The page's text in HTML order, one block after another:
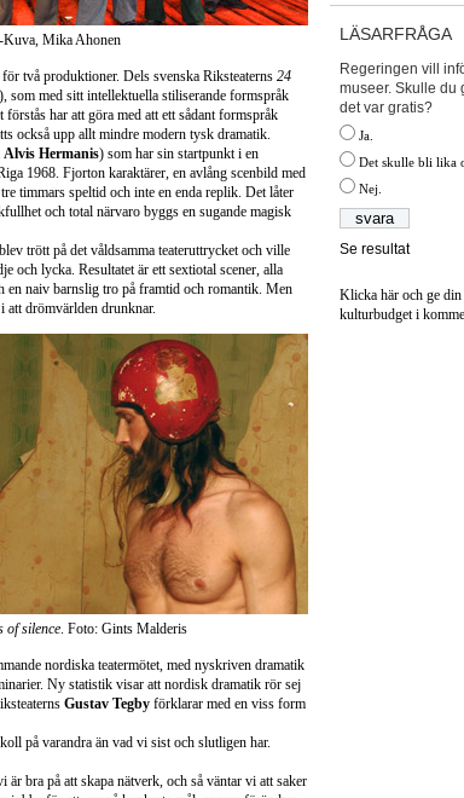
Mika Ahonen
för två produktioner. Dels svenska Riksteaterns 24
), som med sitt intellektuella stiliserande formspråk
har att göra med att ett sådant formspråk
också upp allt mindre modern tysk dramatik.
Alvis Hermanis) som har sin startpunkt i en
1968. Fjorton karaktärer, en avlång scenbild med
timmars speltid och inte en enda replik. Det låter
och total närvaro byggs en sugande magisk
trött på det våldsamma teateruttrycket och ville
och lycka. Resultatet är ett sextiotal scener, alla
en naiv barnslig tro på framtid och romantik. Men
att drömvärlden drunknar.
of silence. Foto: Gints Malderis
nordiska teatermötet, med nyskriven dramatik
Ny statistik visar att nordisk dramatik rör sej
Gustav Tegby förklarar med en viss form
på varandra än vad vi sist och slutligen har.
bra på att skapa nätverk, och så väntar vi att saker
LÄSARFRÅGA
Regeringen vill
museer. Skulle du
det var gratis?
Ja.
Det skulle bli lika
Nej.
Se resultat
Klicka här och ge
kulturbudget i